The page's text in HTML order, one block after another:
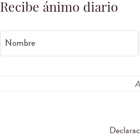
Recibe ánimo diario
Nombre